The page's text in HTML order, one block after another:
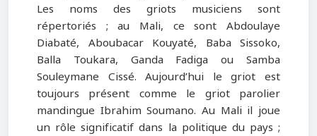
Les noms des griots musiciens sont
répertoriés ; au Mali, ce sont Abdoulaye
Diabaté, Aboubacar Kouyaté, Baba Sissoko,
Balla Toukara, Ganda Fadiga ou Samba
Souleymane Cissé. Aujourd’hui le griot est
toujours présent comme le griot parolier
mandingue Ibrahim Soumano. Au Mali il joue
un rôle significatif dans la politique du pays ;